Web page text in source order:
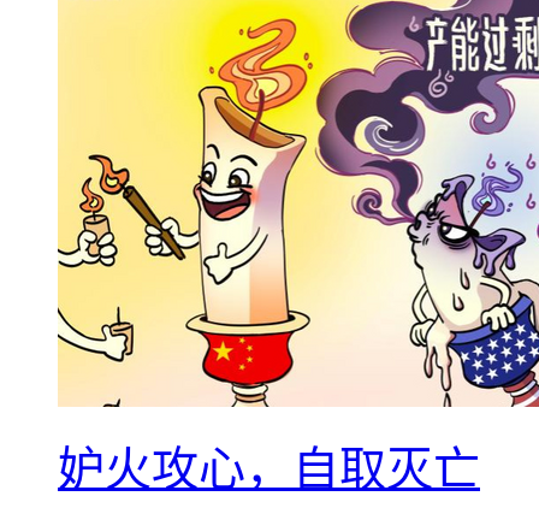
妒火攻心，自取灭亡